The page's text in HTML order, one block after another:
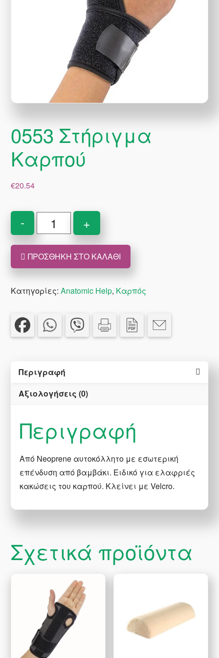
0553 Στήριγμα
Καρπού
€20.54
-
Στήριγμα
Καρπού
ποσότητα
+
ΠΡΟΣΘΉΚΗ ΣΤΟ ΚΑΛΆΘΙ
Κατηγορίες:Anatomic Help, Καρπός
Περιγραφή
Αξιολογήσεις (0)
Περιγραφή
Από Neoprene αυτοκόλλητο με εσωτερική
επένδυση από βαμβάκι. Ειδικό για ελαφριές
κακώσεις του καρπού. Κλείνει με Velcro.
Σχετικά προϊόντα